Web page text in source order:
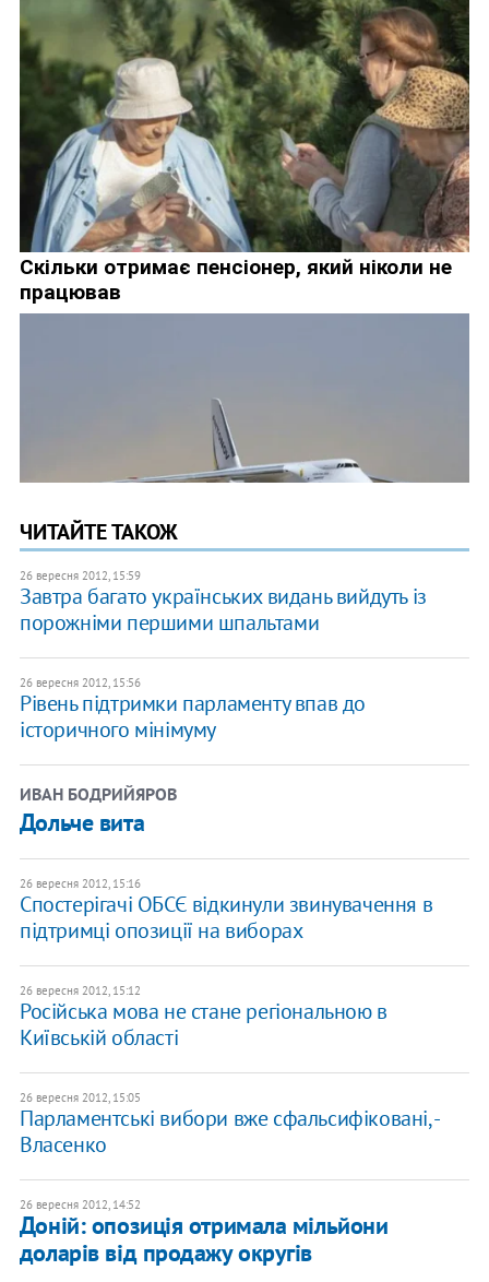
ЧИТАЙТЕ ТАКОЖ
26 вересня 2012, 15:59
Завтра багато українських видань вийдуть із
порожніми першими шпальтами
26 вересня 2012, 15:56
Рівень підтримки парламенту впав до
історичного мінімуму
ИВАН БОДРИЙЯРОВ
Дольче вита
26 вересня 2012, 15:16
Спостерігачі ОБСЄ відкинули звинувачення в
підтримці опозиції на виборах
26 вересня 2012, 15:12
Російська мова не стане регіональною в
Київській області
26 вересня 2012, 15:05
Парламентські вибори вже сфальсифіковані, -
Власенко
26 вересня 2012, 14:52
Доній: опозиція отримала мільйони
доларів від продажу округів